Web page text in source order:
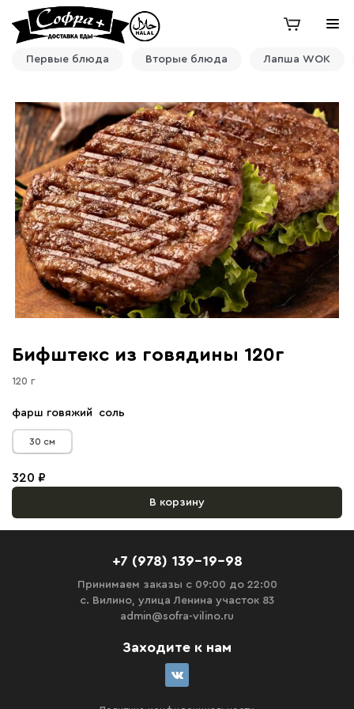
Первые блюда Вторые блюда Лапша WOK
Бифштекс из говядины 120г
120 г
фарш говяжий соль
30 см
320 ₽
В корзину
+7 (978) 139-19-98
Принимаем заказы с 09:00 до 22:00
с. Вилино, улица Ленина участок 83
admin@sofra-vilino.ru
Заходите к нам